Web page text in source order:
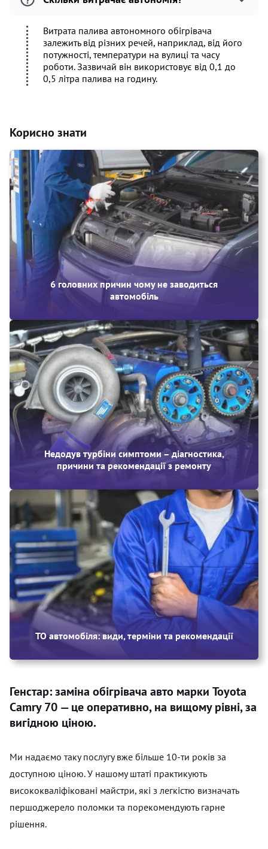
Витрата палива автономного обігрівача
залежить від різних речей, наприклад, від його
потужності, температури на вулиці та часу
роботи. Зазвичай він використовує від 0,1 до
0,5 літра палива на годину.
Корисно знати
6 головних причин чому не заводиться
автомобіль
Недодув турбіни симптоми – діагностика,
причини та рекомендації з ремонту
ТО автомобіля: види, терміни та рекомендації
Генстар: заміна обігрівача авто марки Toyota
Camry 70 — це оперативно, на вищому рівні, за
вигідною ціною.
Ми надаємо таку послугу вже більше 10-ти років за
доступною ціною. У нашому штаті практикують
висококваліфіковані майстри, які з легкістю визначать
першоджерело поломки та порекомендують гарне
рішення.